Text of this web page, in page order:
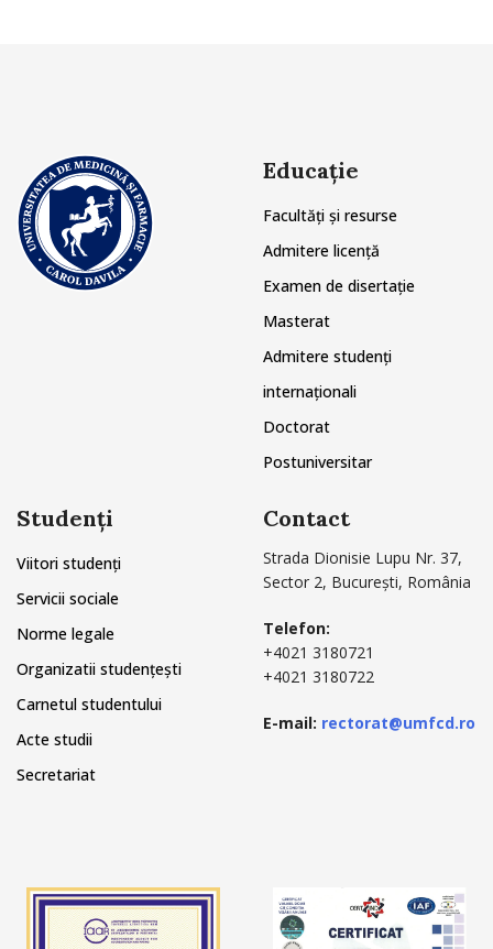
Educație
Facultăți și resurse
Admitere licență
Examen de disertație
Masterat
Admitere studenți
internaționali
Doctorat
Postuniversitar
Studenți
Viitori studenți
Servicii sociale
Norme legale
Organizatii studențești
Carnetul studentului
Acte studii
Secretariat
Contact
Strada Dionisie Lupu Nr. 37,
Sector 2, București, România
Telefon:
+4021 3180721
+4021 3180722
E-mail: rectorat@umfcd.ro